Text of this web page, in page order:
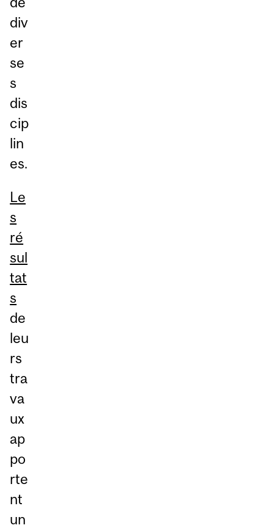
div
er
se
s
dis
cip
lin
es.
Le
s
ré
sul
tat
s
de
leu
rs
tra
va
ux
ap
po
rte
nt
un